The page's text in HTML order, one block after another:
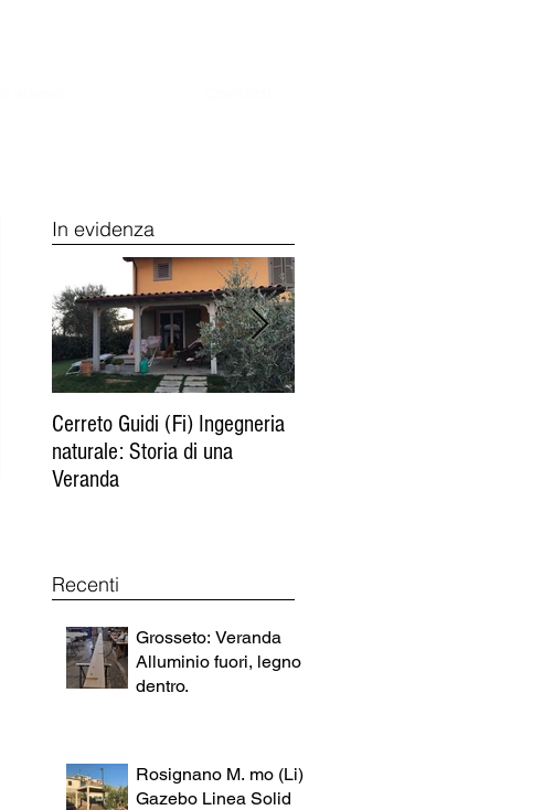
In evidenza
Cerreto Guidi (Fi) Ingegneria
naturale: Storia di una
Veranda
Recenti
Grosseto: Veranda
Alluminio fuori, legno
dentro.
Rosignano M. mo (Li)
Gazebo Linea Solid